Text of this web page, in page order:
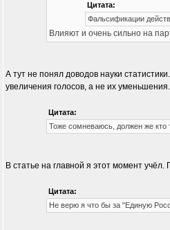
Цитата:
Фальсификации
Влияют и очень сильно на
А тут не понял доводов науки
увеличения голосов, а не их
Цитата:
Тоже сомневаюсь, должен же кто
В статье на главной я этот момент
Цитата:
Не верю я что бы за "Единую